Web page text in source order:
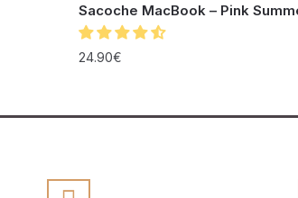
Sacoche MacBook – Pink
24.90€